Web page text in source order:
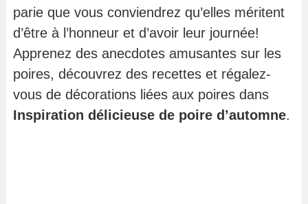
parie que vous conviendrez qu’elles méritent
d’être à l’honneur et d’avoir leur journée!
Apprenez des anecdotes amusantes sur les
poires, découvrez des recettes et régalez-
vous de décorations liées aux poires dans
Inspiration délicieuse de poire d’automne.